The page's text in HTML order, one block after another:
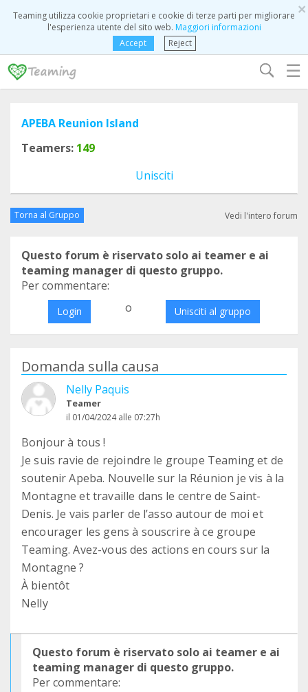
×
Teaming utilizza cookie proprietari e cookie di terze parti per migliorare
l'esperienza utente del sito web. Maggiori informazioni
Accept
Reject
☰
APEBA Reunion Island
Teamers: 149
Unisciti
Torna al Gruppo Vedi l'intero forum
Questo forum è riservato solo ai teamer e ai
teaming manager di questo gruppo.
Per commentare:
Login o Unisciti al gruppo
Domanda sulla causa
Nelly Paquis
Teamer
il 01/04/2024 alle 07:27h
Bonjour à tous !
Je suis ravie de rejoindre le groupe Teaming et de
soutenir Apeba. Nouvelle sur la Réunion je vis à la
Montagne et travaille dans le centre de Saint-
Denis. Je vais parler de l’asso autour de moi et
encourager les gens à souscrire à ce groupe
Teaming. Avez-vous des actions en cours sur la
Montagne ?
À bientôt
Nelly
Questo forum è riservato solo ai teamer e ai
teaming manager di questo gruppo.
Per commentare: